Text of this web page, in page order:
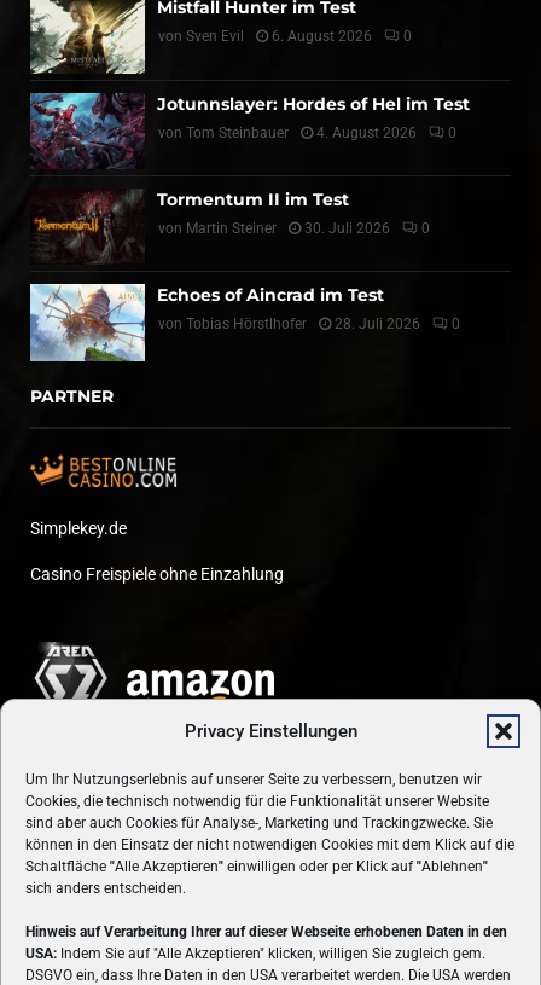
Privacy Einstellungen
Um Ihr Nutzungserlebnis auf unserer Seite zu verbessern, benutzen wir
Cookies, die technisch notwendig für die Funktionalität unserer Website
sind aber auch Cookies für Analyse-, Marketing und Trackingzwecke. Sie
können in den Einsatz der nicht notwendigen Cookies mit dem Klick auf die
Schaltfläche "Alle Akzeptieren" einwilligen oder per Klick auf"Ablehnen"
sich anders entscheiden.
Hinweis auf Verarbeitung Ihrer auf dieser Webseite erhobenen Daten in den
USA: Indem Sie auf "Alle Akzeptieren" klicken, willigen Sie zugleich gem.
DSGVO ein, dass Ihre Daten in den USA verarbeitet werden. Die USA werden
Mistfall Hunter im Test
von Sven Evil 6. August 2026 0
Jotunnslayer: Hordes of Hel im Test
von Tom Steinbauer 4. August 2026 0
Tormentum II im Test
von Martin Steiner 30. Juli 2026 0
Echoes of Aincrad im Test
von Tobias Hörstlhofer 28. Juli 2026 0
PARTNER
Simplekey.de
Casino Freispiele ohne Einzahlung
ÜBER UNS